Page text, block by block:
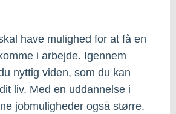
have mulighed for at få en
i arbejde. Igennem
nyttig viden, som du kan
liv. Med en uddannelse i
jobmuligheder også større.